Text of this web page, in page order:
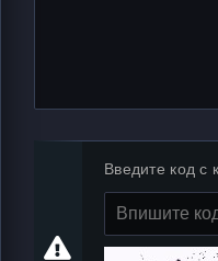
Введите код с